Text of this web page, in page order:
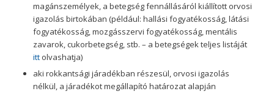
magánszemélyek, a betegség fennállásáról kiállított orvosi
igazolás birtokában (például: hallási fogyatékosság, látási
fogyatékosság, mozgásszervi fogyatékosság, mentális
zavarok, cukorbetegség, stb. – a betegségek teljes listáját
ittolvashatja)
aki rokkantsági járadékban részesül, orvosi igazolás
nélkül, a járadékot megállapító határozat alapján